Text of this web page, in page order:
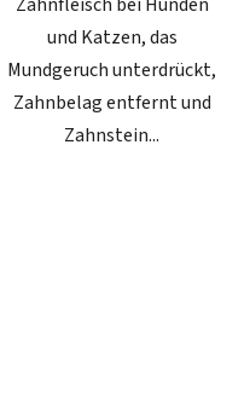
und Katzen, das
Mundgeruch unterdrückt,
Zahnbelag entfernt und
Zahnstein...